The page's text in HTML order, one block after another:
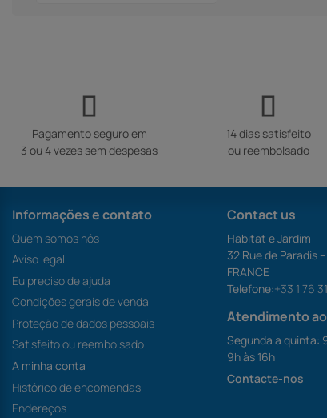
Pagamento seguro em
3 ou 4 vezes sem despesas
14 dias satisfeito
ou reembolsado
Informações e contato
Quem somos nós
Aviso legal
Eu preciso de ajuda
Condições gerais de venda
Proteção de dados pessoais
Satisfeito ou reembolsado
A minha conta
Histórico de encomendas
Endereços
Contact us
Habitat e Jardim
32 Rue de Paradis
FRANCE
Telefone:+33 1 76
Atendimento
Segunda a quinta:
9h às 16h
Contacte-nos